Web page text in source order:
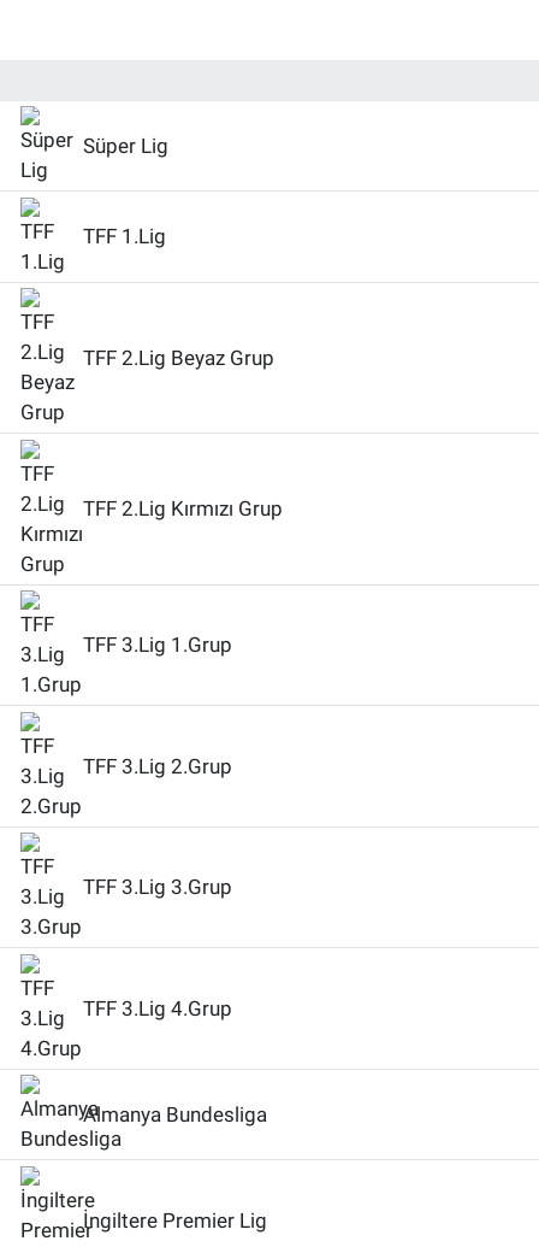
Süper Lig
TFF 1.Lig
TFF 2.Lig Beyaz Grup
TFF 2.Lig Kırmızı Grup
TFF 3.Lig 1.Grup
TFF 3.Lig 2.Grup
TFF 3.Lig 3.Grup
TFF 3.Lig 4.Grup
Almanya Bundesliga
İngiltere Premier Lig